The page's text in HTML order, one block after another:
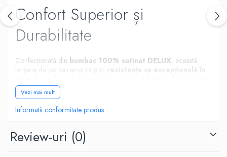
Confort Superior și
Durabilitate
Confecționată din bumbac 100% satinat DELUX, această
lenjerie de pat se remarcă prin
rezistența sa excepțională în
chiar și după multiple spălări. Mai mult, materialul asigură un
echilibru termic optim
odihnitor și neîntrerupt.
Respirabilitate și
Adaptabilitate Sezonieră
Vezi mai mult
Informatii conformitate produs
Review-uri (0)